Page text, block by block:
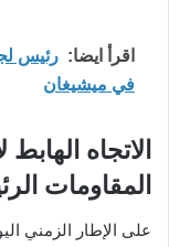
اقرأ ايضا:
في ميشيغان
الاتجاه
المقاومات
على الإطار الزمني